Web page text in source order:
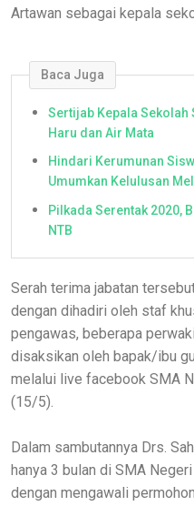
Artawan sebagai kepala
Baca Juga
Sertijab Kepala Sekolah
Haru dan Air Mata
Hindari Kerumunan
Umumkan Kelulusan
Pilkada Serentak 2020,
NTB
Serah terima jabatan
dengan dihadiri oleh staf
pengawas, beberapa
disaksikan oleh bapak/ibu
melalui live facebook SMA
(15/5).
Dalam sambutannya Drs.
hanya 3 bulan di SMA
dengan mengawali